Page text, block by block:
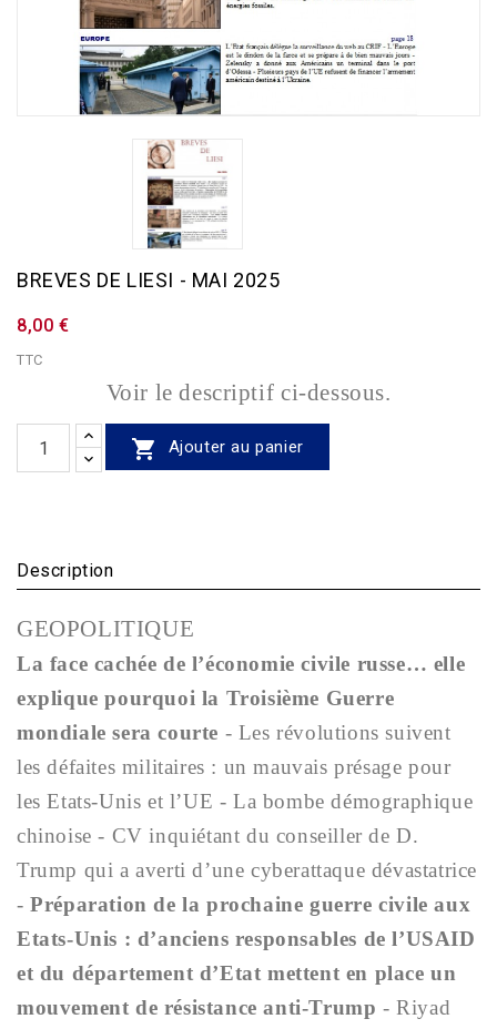
BREVES DE LIESI - MAI 2025
8,00 €
TTC
Voir le descriptif ci-dessous.
 Ajouter au panier
Description
GEOPOLITIQUE
La face cachée de l’économie civile russe… elle
explique pourquoi la Troisième Guerre
mondiale sera courte - Les révolutions suivent
les défaites militaires : un mauvais présage pour
les Etats-Unis et l’UE -La bombe démographique
chinoise - CV inquiétant du conseiller de D.
Trump qui a averti d’une cyberattaque dévastatrice
-Préparation de la prochaine guerre civile aux
Etats-Unis : d’anciens responsables de l’USAID
et du département d’Etat mettent en place un
mouvement de résistance anti-Trump -Riyad